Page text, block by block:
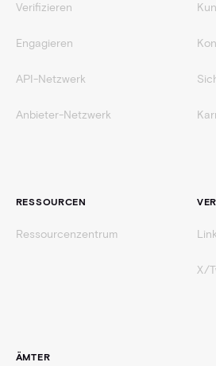
Verifizieren
Engagieren
API-Netzwerk
Anbieter-Netzwerk
RESSOURCEN
Ressourcenzentrum
X/
ÄMTER